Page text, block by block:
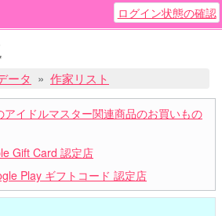
ログイン状態の確認
ータ 作家リスト
イドルマスター関連商品のお買いもの
Gift Card 認定店
Play ギフトコード 認定店